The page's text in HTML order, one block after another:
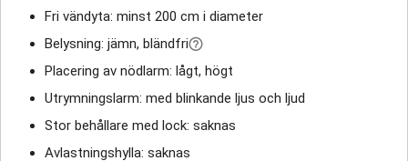
Fri vändyta: minst 200 cm i diameter
Belysning: jämn, bländfri
Placering av nödlarm: lågt, högt
Utrymningslarm: med blinkande ljus och ljud
Stor behållare med lock: saknas
Avlastningshylla: saknas